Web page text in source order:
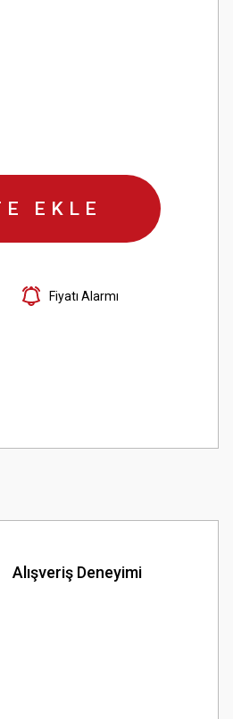
EKLE
Fiyatı Alarmı
Alışveriş Deneyimi